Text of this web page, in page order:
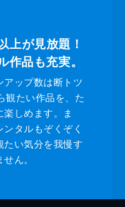
上が見放題！
作品も充実。
アップ数は断トツ
観たい作品を、た
しめます。ま
タルもぞくぞく
たい気分を我慢す
ん。